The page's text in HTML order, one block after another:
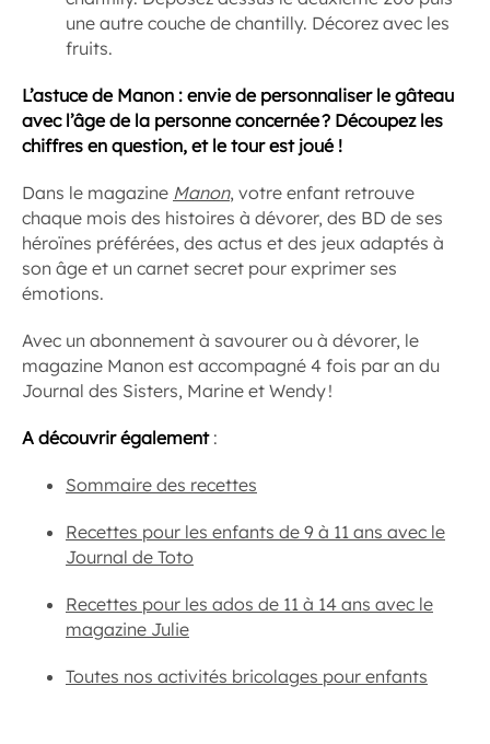
une autre couche de chantilly. Décorez avec les
fruits.
L’astuce de Manon : envie de personnaliser le gâteau
avec l’âge de la personne concernée ? Découpez les
chiffres en question, et le tour est joué !
Dans le magazine Manon, votre enfant retrouve
chaque mois des histoires à dévorer, des BD de ses
héroïnes préférées, des actus et des jeux adaptés à
son âge et un carnet secret pour exprimer ses
émotions.
Avec un abonnement à savourer ou à dévorer, le
magazine Manon est accompagné 4 fois par an du
Journal des Sisters, Marine et Wendy !
A découvrir également:
Sommaire des recettes
Recettes pour les enfants de 9 à 11 ans avec le
Journal de Toto
Recettes pour les ados de 11 à 14 ans avec le
magazine Julie
Toutes nos activités bricolages pour enfants